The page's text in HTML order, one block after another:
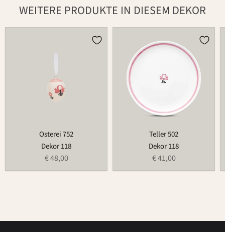
WEITERE PRODUKTE IN DIESEM DEKOR
Osterei 752
Dekor 118
€ 48,00
Teller 502
Dekor 118
€ 41,00